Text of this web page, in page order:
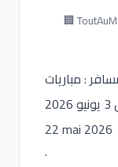
🏢
: مباريات
22 mai 2026
·